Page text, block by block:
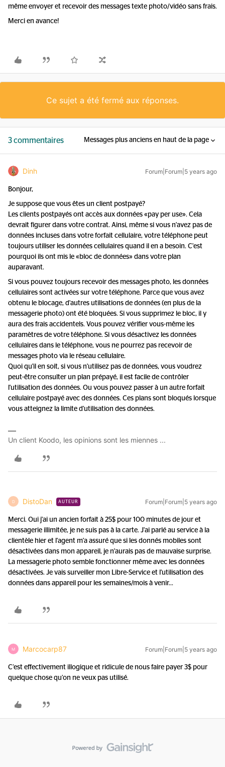
même envoyer et recevoir des messages texte photo/vidéo sans frais.
Merci en avance!
Ce sujet a été fermé aux réponses.
3 commentaires Messages plus anciens en haut de la page
Dinh Forum|Forum|5 years ago
Bonjour,
Je suppose que vous êtes un client postpayé?
Les clients postpayés ont accès aux données «pay per use». Cela
devrait figurer dans votre contrat. Ainsi, même si vous n'avez pas de
données incluses dans votre forfait cellulaire, votre téléphone peut
toujours utiliser les données cellulaires quand il en a besoin. C'est
pourquoi ils ont mis le «bloc de données» dans votre plan
auparavant.
Si vous pouvez toujours recevoir des messages photo, les données
cellulaires sont activées sur votre téléphone. Parce que vous avez
obtenu le blocage, d'autres utilisations de données (en plus de la
messagerie photo) ont été bloquées. Si vous supprimez le bloc, il y
aura des frais accidentels. Vous pouvez vérifier vous-même les
paramètres de votre téléphone. Si vous désactivez les données
cellulaires dans le téléphone, vous ne pourrez pas recevoir de
messages photo via le réseau cellulaire.
Quoi qu'il en soit, si vous n'utilisez pas de données, vous voudrez
peut-être consulter un plan prépayé, il est facile de contrôler
l'utilisation des données. Ou vous pouvez passer à un autre forfait
cellulaire postpayé avec des données. Ces plans sont bloqués lorsque
vous atteignez la limite d'utilisation des données.
Un client Koodo, les opinions sont les miennes ...
D DistoDan AUTEUR Forum|Forum|5 years ago
Merci. Oui j'ai un ancien forfait à 25$ pour 100 minutes de jour et
messagerie illimitée, je ne suis pas à la carte. J'ai parlé au service à la
clientèle hier et l'agent m'a assuré que si les donnés mobiles sont
désactivées dans mon appareil, je n'aurais pas de mauvaise surprise.
La messagerie photo semble fonctionner même avec les données
désactivées. Je vais surveiller mon Libre-Service et l'utilisation des
données dans appareil pour les semaines/mois à venir...
M Marcocarp87 Forum|Forum|5 years ago
C’est effectivement illogique et ridicule de nous faire payer 3$ pour
quelque chose qu’on ne veux pas utilisé.